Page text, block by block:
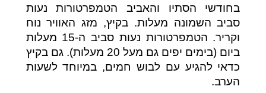
בחודשי הסתיו והאביב הטמפרטורות נעות
סביב השמונה מעלות. בקיץ, מזג האוויר נוח
וקריר. הטמפרטורות נעות סביב ה-15 מעלות
ביום (בימים יפים גם מעל 20 מעלות). גם בקיץ
כדאי להגיע עם לבוש חמים, במיוחד לשעות
הערב.